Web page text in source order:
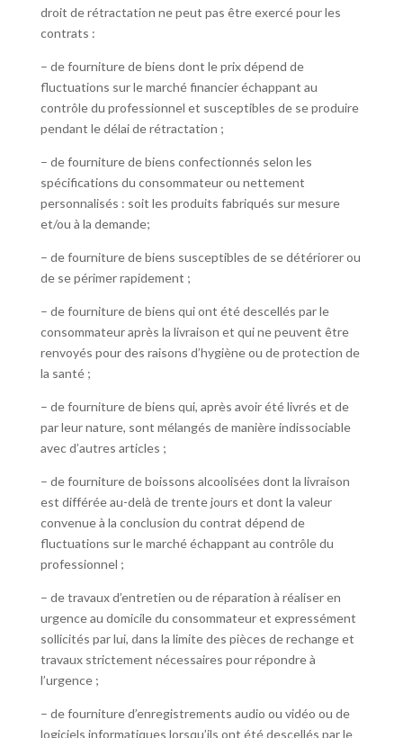
droit de rétractation ne peut pas être exercé pour les
contrats :
– de fourniture de biens dont le prix dépend de
fluctuations sur le marché financier échappant au
contrôle du professionnel et susceptibles de se produire
pendant le délai de rétractation ;
– de fourniture de biens confectionnés selon les
spécifications du consommateur ou nettement
personnalisés : soit les produits fabriqués sur mesure
et/ou à la demande;
– de fourniture de biens susceptibles de se détériorer ou
de se périmer rapidement ;
– de fourniture de biens qui ont été descellés par le
consommateur après la livraison et qui ne peuvent être
renvoyés pour des raisons d’hygiène ou de protection de
la santé ;
– de fourniture de biens qui, après avoir été livrés et de
par leur nature, sont mélangés de manière indissociable
avec d’autres articles ;
– de fourniture de boissons alcoolisées dont la livraison
est différée au-delà de trente jours et dont la valeur
convenue à la conclusion du contrat dépend de
fluctuations sur le marché échappant au contrôle du
professionnel ;
– de travaux d’entretien ou de réparation à réaliser en
urgence au domicile du consommateur et expressément
sollicités par lui, dans la limite des pièces de rechange et
travaux strictement nécessaires pour répondre à
l’urgence ;
– de fourniture d’enregistrements audio ou vidéo ou de
logiciels informatiques lorsqu’ils ont été descellés par le